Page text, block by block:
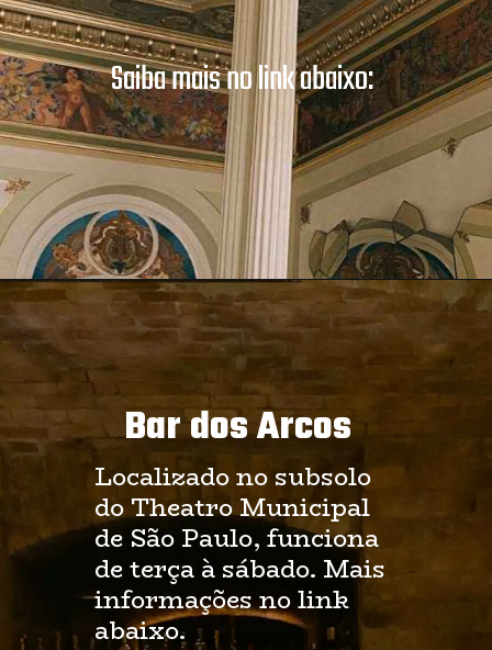
Saiba mais no link abaixo:
Opening https://salateando.com.br/web-stories/brunch-e-almoco-no-theatro-municipal-de-sao-paulo/
Bar dos Arcos
Localizado no subsolo
do Theatro Municipal
de São Paulo, funciona
de terça à sábado. Mais
informações no link
abaixo.